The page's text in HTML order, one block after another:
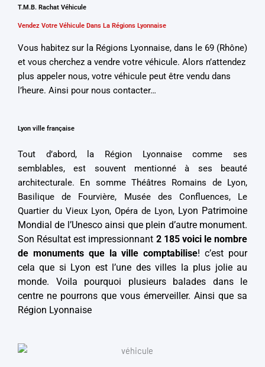
T.M.B. Rachat Véhicule
Vendez Votre Véhicule Dans La Régions Lyonnaise
Vous habitez sur la Régions Lyonnaise, dans le 69 (Rhône)
et vous cherchez a vendre votre véhicule. Alors n’attendez
plus appeler nous, votre véhicule peut être vendu dans
l’heure. Ainsi pour nous contacter…
Lyon ville française
Tout d’abord, la Région Lyonnaise comme ses
semblables, est souvent mentionné à ses beauté
architecturale. En somme Théâtres Romains de Lyon,
Basilique de Fourvière, Musée des Confluences, Le
Quartier du Vieux Lyon, Opéra de Lyon, Lyon Patrimoine
Mondial de l’Unescoainsi que plein d’autre monument.
Son Résultat est impressionnant 2 185 voici le nombre
de monuments que la ville comptabilise! c’est pour
cela que si Lyon est l’une des villes la plus jolie au
monde. Voila pourquoi plusieurs balades dans le
centre ne pourrons que vous émerveiller. Ainsi que sa
Région Lyonnaise